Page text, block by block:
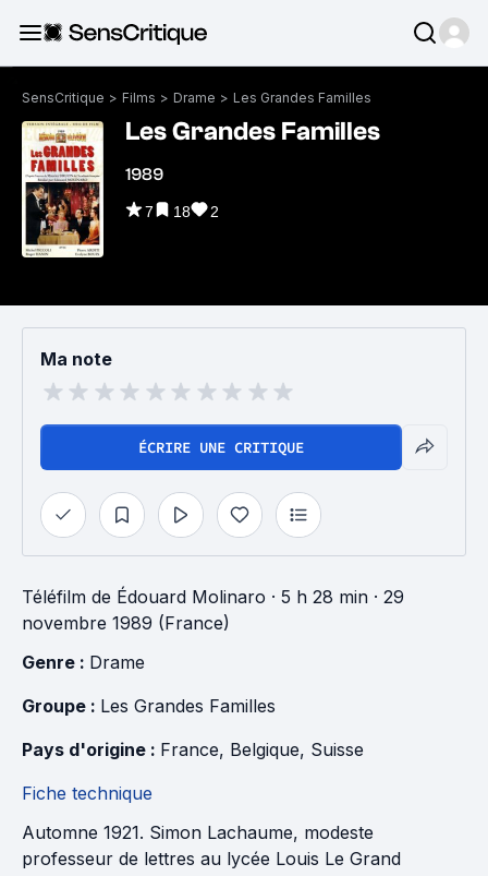
SensCritique > Films > Drame > Les Grandes Familles
Les Grandes Familles
1989
7 18 2
Ma note
ÉCRIRE UNE CRITIQUE
Téléfilm de Édouard Molinaro · 5 h 28 min · 29
novembre 1989 (France)
Genre : Drame
Groupe : Les Grandes Familles
Pays d'origine : France, Belgique, Suisse
Fiche technique
Automne 1921. Simon Lachaume, modeste
professeur de lettres au lycée Louis Le Grand